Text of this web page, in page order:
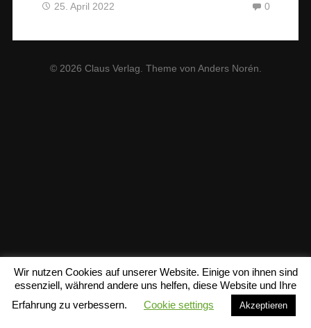
25. April 2022 0
© 2026 Claus Verlag. Theme von Anders Norén.
Wir nutzen Cookies auf unserer Website. Einige von ihnen sind
essenziell, während andere uns helfen, diese Website und Ihre
Erfahrung zu verbessern.
Cookie settings Akzeptieren